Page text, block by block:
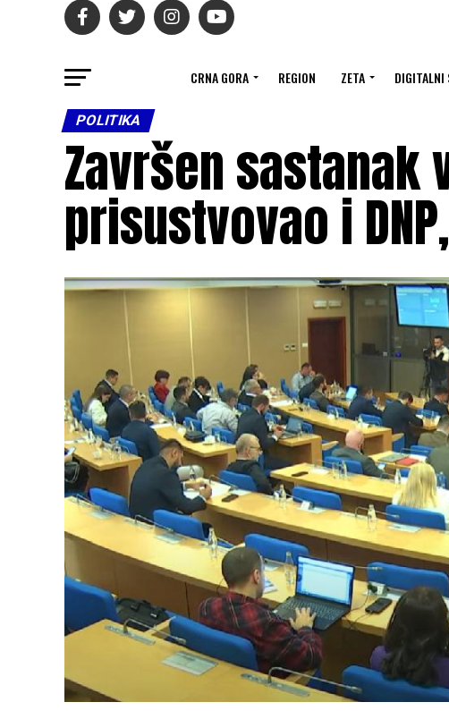
CRNA GORA REGION ZETA DIGITALNI
POLITIKA
Završen sastanak
prisustvovao i